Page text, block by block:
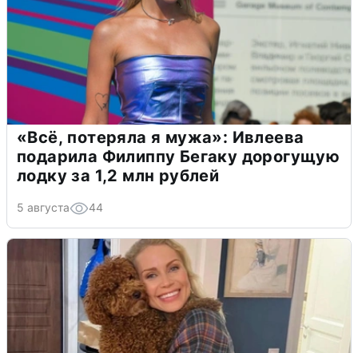
«Всё, потеряла я мужа»: Ивлеева
подарила Филиппу Бегаку дорогущую
лодку за 1,2 млн рублей
5 августа 44